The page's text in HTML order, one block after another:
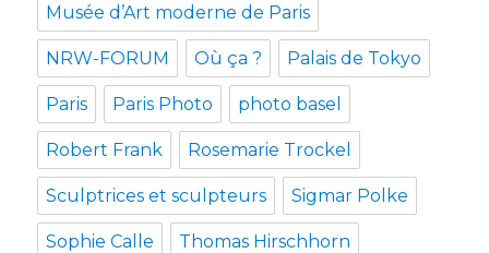
Musée d’Art moderne de Paris
NRW-FORUM Où ça ? Palais de Tokyo
Paris Paris Photo photo basel
Robert Frank Rosemarie Trockel
Sculptrices et sculpteurs Sigmar Polke
Sophie Calle Thomas Hirschhorn